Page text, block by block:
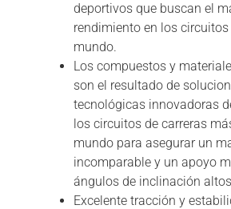
deportivos que buscan el
rendimiento en los circuitos
mundo.
Los compuestos y
son el resultado de
tecnológicas innovadoras
los circuitos de carreras
mundo para asegurar un
incomparable y un apoyo
ángulos de inclinación
Excelente tracción y